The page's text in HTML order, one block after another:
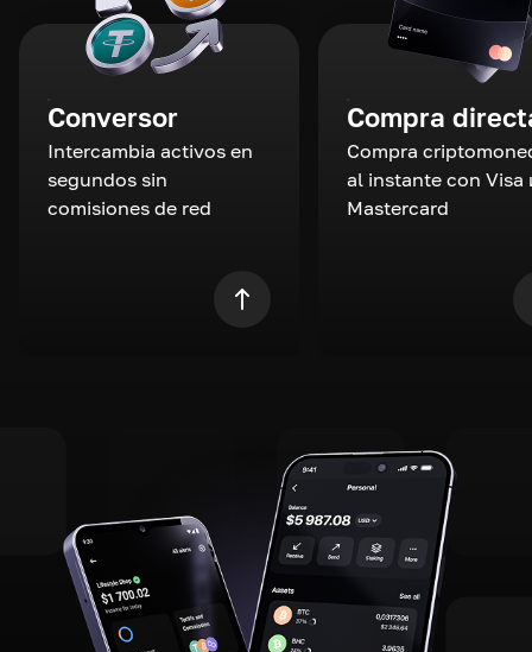
Conversor
Intercambia activos en
segundos sin
comisiones de red
Compra
Compra
al instante con Visa
Mastercard